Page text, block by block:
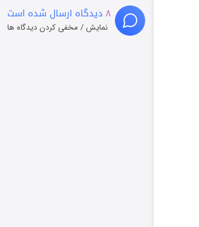
۸ دیدگاه ارسال شده است
نمایش / مخفی کردن دیدگاه ها